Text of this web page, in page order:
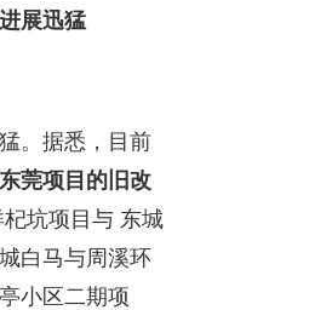
展迅猛
。据悉，目前
莞项目的旧改
坑项目与 东城
白马与周溪环
小区二期项